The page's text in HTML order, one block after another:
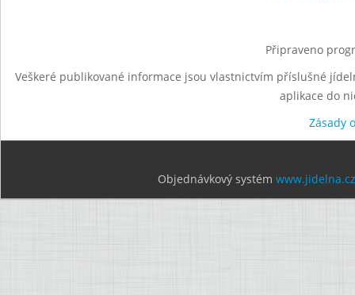
Připraveno
Veškeré publikované informace jsou vlastnictvím příslušné
aplikace do
Zásady
Objednávkový systém www.jidelna.cz